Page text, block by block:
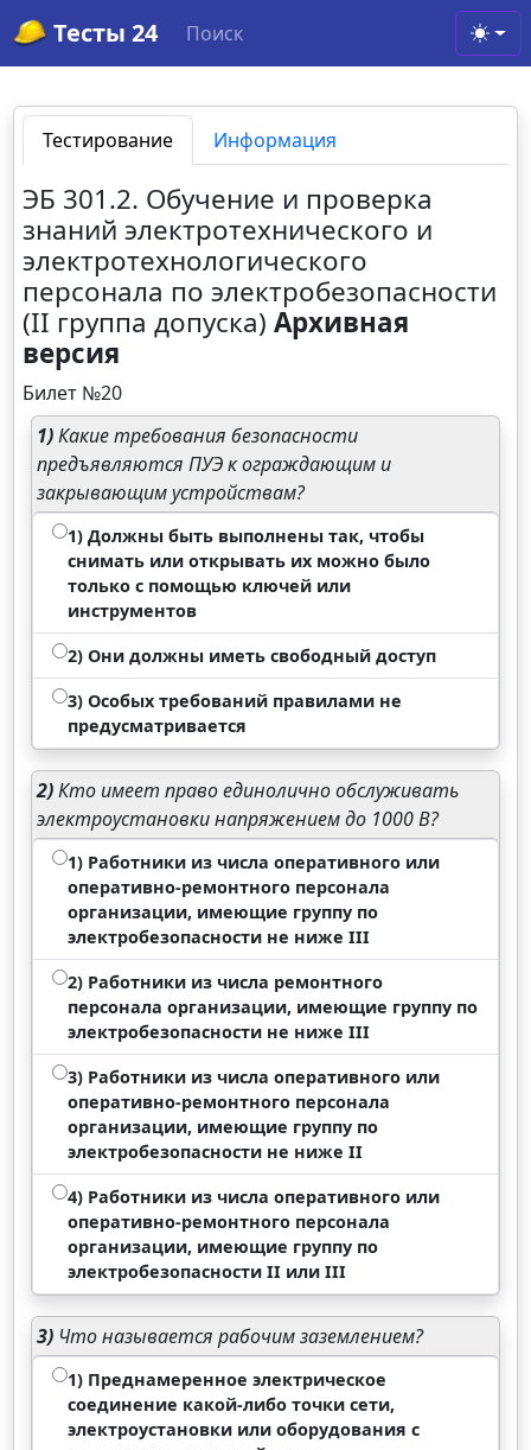
Тесты 24 Поиск
Тестирование Информация
ЭБ 301.2. Обучение и проверка
знаний электротехнического и
электротехнологического
персонала по электробезопасности
(II группа допуска)Архивная
версия
Билет №20
1)Какие требования безопасности
предъявляются ПУЭ к ограждающим и
закрывающим устройствам?
1) Должны быть выполнены так, чтобы
снимать или открывать их можно было
только с помощью ключей или
инструментов
2) Они должны иметь свободный доступ
3) Особых требований правилами не
предусматривается
2)Кто имеет право единолично обслуживать
электроустановки напряжением до 1000 В?
1) Работники из числа оперативного или
оперативно-ремонтного персонала
организации, имеющие группу по
электробезопасности не ниже III
2) Работники из числа ремонтного
персонала организации, имеющие группу по
электробезопасности не ниже III
3) Работники из числа оперативного или
оперативно-ремонтного персонала
организации, имеющие группу по
электробезопасности не ниже II
4) Работники из числа оперативного или
оперативно-ремонтного персонала
организации, имеющие группу по
электробезопасности II или III
3) Что называется рабочим заземлением?
1) Преднамеренное электрическое
соединение какой-либо точки сети,
электроустановки или оборудования с